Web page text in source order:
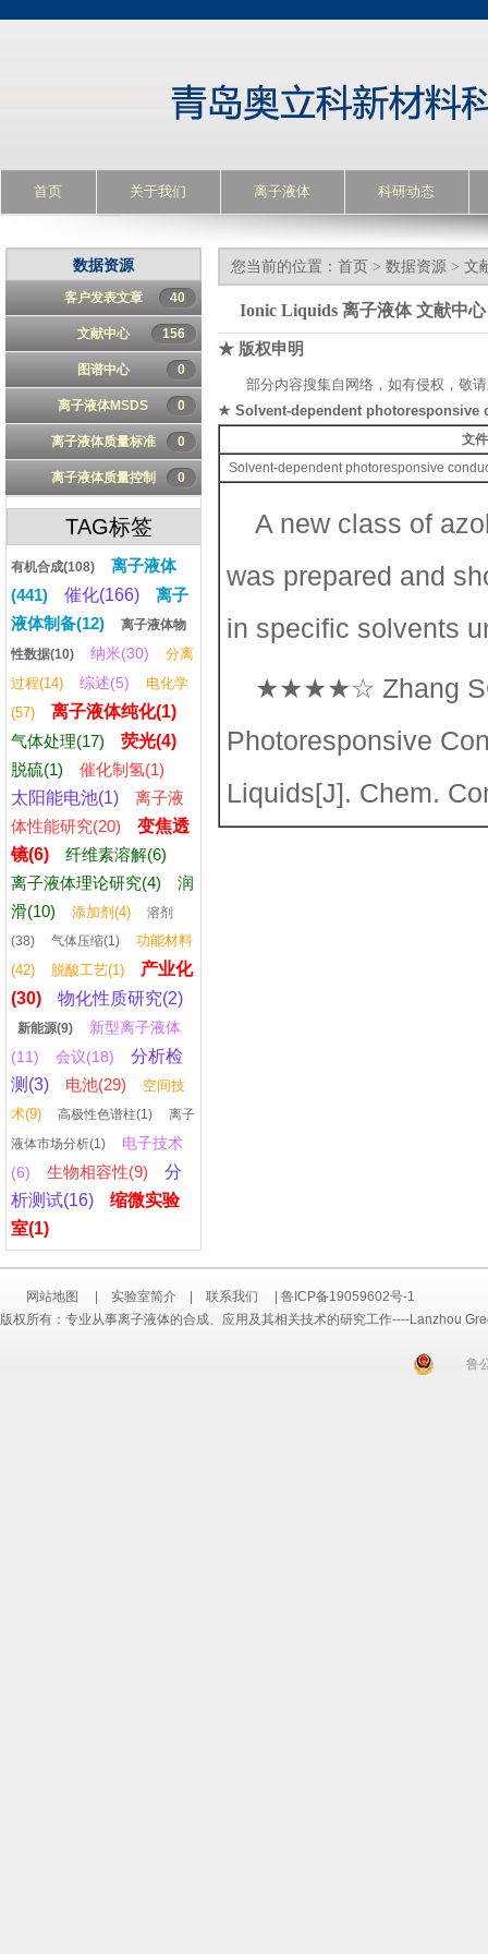
首页 关于我们 离子液体 科研动态
数据资源
客户发表文章 40
文献中心 156
图谱中心 0
离子液体MSDS 0
离子液体质量标准 0
离子液体质量控制 0
TAG标签
有机合成(108)
离子液体
(441)
催化(166)
离子
液体制备(12)
离子液体物
性数据(10)
纳米(30)
分离
过程(14)
综述(5)
电化学
(57)
离子液体纯化(1)
气体处理(17)
荧光(4)
脱硫(1)
催化制氢(1)
太阳能电池(1)
离子液
体性能研究(20)
变焦透
镜(6)
纤维素溶解(6)
离子液体理论研究(4)
润
滑(10)
添加剂(4)
溶剂
(38)
气体压缩(1)
功能材料
(42)
脱酸工艺(1)
产业化
(30)
物化性质研究(2)
新能源(9)
新型离子液体
(11)
会议(18)
分析检
测(3)
电池(29)
空间技
术(9)
高极性色谱柱(1)
离子
液体市场分析(1)
电子技术
(6)
生物相容性(9)
分
析测试(16)
缩微实验
室(1)
您当前的位置： 首页 > 数据资源 > 文
Ionic Liquids 离子液体 文献中心
★ 版权申明
部分内容搜集自网络，如有侵权，敬
★ Solvent-dependent photoresponsive
文
Solvent-dependent photoresponsive
A new class of
was prepared and
in specific solvents
★★★★☆ Zhang
Photoresponsive
Liquids[J]. Chem.
网站地图 实验室简介 联系我们
鲁ICP备19059602号-1
版权所有：专业从事离子液体的合成、应用及其相关技术的研究工作----Lanzhou
鲁